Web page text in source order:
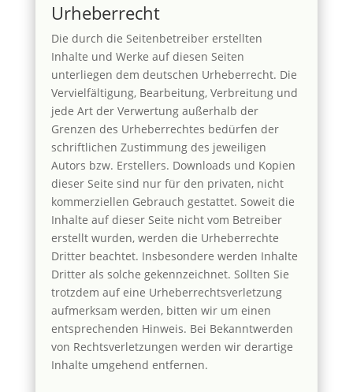
Urheberrecht
Die durch die Seitenbetreiber erstellten
Inhalte und Werke auf diesen Seiten
unterliegen dem deutschen Urheberrecht. Die
Vervielfältigung, Bearbeitung, Verbreitung und
jede Art der Verwertung außerhalb der
Grenzen des Urheberrechtes bedürfen der
schriftlichen Zustimmung des jeweiligen
Autors bzw. Erstellers. Downloads und Kopien
dieser Seite sind nur für den privaten, nicht
kommerziellen Gebrauch gestattet. Soweit die
Inhalte auf dieser Seite nicht vom Betreiber
erstellt wurden, werden die Urheberrechte
Dritter beachtet. Insbesondere werden Inhalte
Dritter als solche gekennzeichnet. Sollten Sie
trotzdem auf eine Urheberrechtsverletzung
aufmerksam werden, bitten wir um einen
entsprechenden Hinweis. Bei Bekanntwerden
von Rechtsverletzungen werden wir derartige
Inhalte umgehend entfernen.